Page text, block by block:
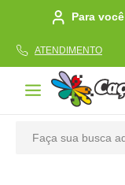
Para você
ATENDIMENTO